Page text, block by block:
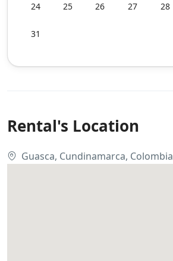
24 25 26 27 28
31
Rental's Location
Guasca, Cundinamarca, Colombia